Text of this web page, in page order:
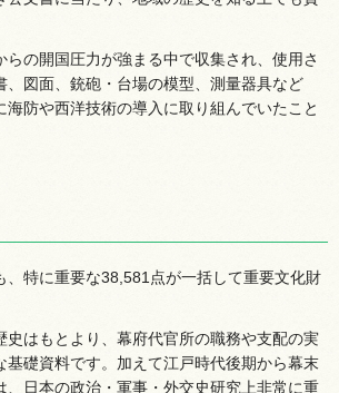
らの開国圧力が強まる中で収集され、使用さ
、図面、銃砲・台場の模型、測量器具など
海防や西洋技術の導入に取り組んでいたこと
、特に重要な38,581点が一括して重要文化財
史はもとより、幕府代官所の職務や支配の実
基礎資料です。加えて江戸時代後期から幕末
、日本の政治・軍事・外交史研究上非常に重